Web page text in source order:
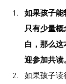
如果孩子能
只有少量概
白，那么
迎参加共读。
如果孩子读